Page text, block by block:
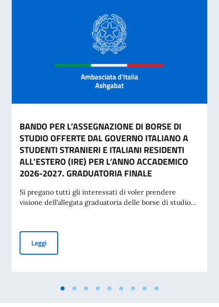
BANDO PER L’ASSEGNAZIONE DI BORSE DI
STUDIO OFFERTE DAL GOVERNO ITALIANO A
STUDENTI STRANIERI E ITALIANI RESIDENTI
ALL’ESTERO (IRE) PER L’ANNO ACCADEMICO
2026-2027. GRADUATORIA FINALE
Si pregano tutti gli interessati di voler prendere
visione dell’allegata graduatoria delle borse di studio...
LeggiBANDO PER L’ASSEGNAZIONE DI BORSE DI STUDIO